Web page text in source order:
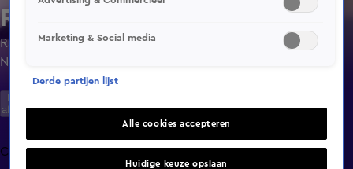
Radio Noordzee
Radio Noordzee is 200% Puur Hollands. De grootste
Nederlandstalige hits hoor je hier!
aflevering
Clips
Marketing & Social media
Derde partijen lijst
Alle cookies accepteren
Huidige keuze opslaan